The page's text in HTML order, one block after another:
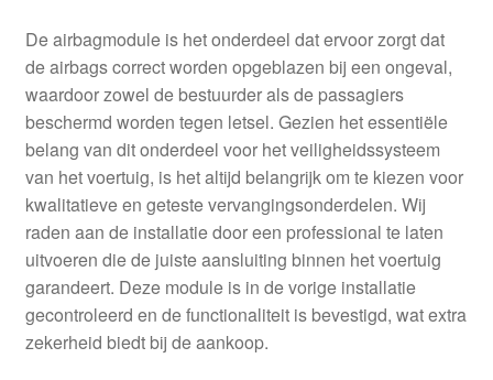
De airbagmodule is het onderdeel dat ervoor zorgt dat
de airbags correct worden opgeblazen bij een ongeval,
waardoor zowel de bestuurder als de passagiers
beschermd worden tegen letsel. Gezien het essentiële
belang van dit onderdeel voor het veiligheidssysteem
van het voertuig, is het altijd belangrijk om te kiezen voor
kwalitatieve en geteste vervangingsonderdelen. Wij
raden aan de installatie door een professional te laten
uitvoeren die de juiste aansluiting binnen het voertuig
garandeert. Deze module is in de vorige installatie
gecontroleerd en de functionaliteit is bevestigd, wat extra
zekerheid biedt bij de aankoop.